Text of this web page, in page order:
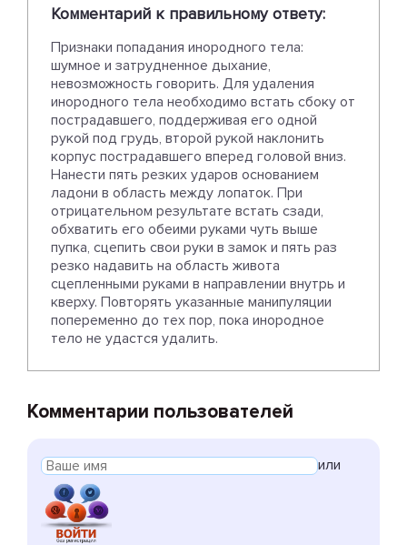
Комментарий к правильному ответу:
Признаки попадания инородного тела:
шумное и затрудненное дыхание,
невозможность говорить. Для удаления
инородного тела необходимо встать сбоку от
пострадавшего, поддерживая его одной
рукой под грудь, второй рукой наклонить
корпус пострадавшего вперед головой вниз.
Нанести пять резких ударов основанием
ладони в область между лопаток. При
отрицательном результате встать сзади,
обхватить его обеими руками чуть выше
пупка, сцепить свои руки в замок и пять раз
резко надавить на область живота
сцепленными руками в направлении внутрь и
кверху. Повторять указанные манипуляции
попеременно до тех пор, пока инородное
тело не удастся удалить.
Комментарии пользователей
или